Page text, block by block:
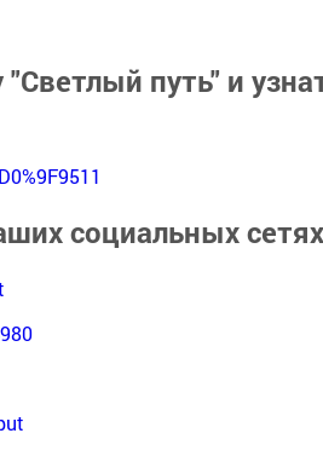
"Светлый путь" и
социальных сетях